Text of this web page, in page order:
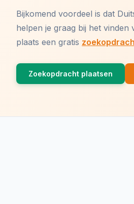
Bijkomend voordeel is dat
helpen je graag bij het
plaats een gratis
Zoekopdracht plaatsen